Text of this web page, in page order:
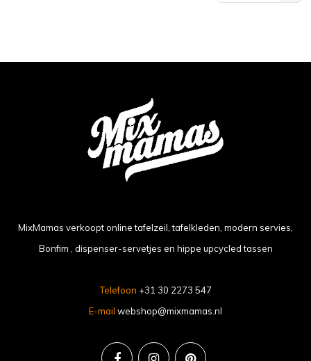
MixMamas verkoopt online tafelzeil, tafelkleden, modern servies,
Bonfim , dispenser-servetjes en hippe upcycled tassen
Telefoon +31 30 2273 547
E-mail webshop@mixmamas.nl